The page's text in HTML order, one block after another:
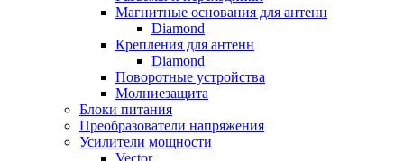
Магнитные основания для антенн
Diamond
Крепления для антенн
Diamond
Поворотные устройства
Молниезащита
Блоки питания
Преобразователи напряжения
Усилители мощности
Vector